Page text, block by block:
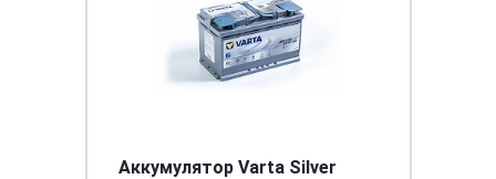
Аккумулятор Varta Silver